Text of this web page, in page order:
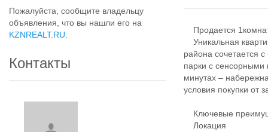
Пожалуйста, сообщите владельцу
объявления, что вы нашли его на
KZNREALT.RU
Контакты
Продается
Уникальная
района сочетается
парки с
минутах –
условия покупки от
Ключевые
Локация